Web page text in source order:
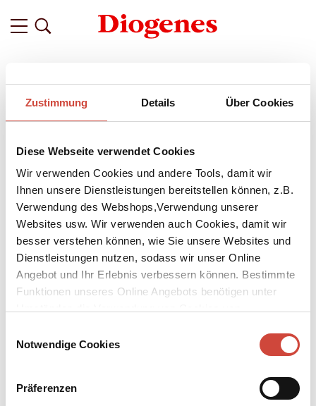
Zustimmung Details Über Cookies
Diese Webseite verwendet Cookies
Wir verwenden Cookies und andere Tools, damit wir
Ihnen unsere Dienstleistungen bereitstellen können, z.B.
Verwendung des Webshops,Verwendung unserer
Websites usw. Wir verwenden auch Cookies, damit wir
besser verstehen können, wie Sie unsere Websites und
Dienstleistungen nutzen, sodass wir unser Online
Angebot und Ihr Erlebnis verbessern können. Bestimmte
Funktionen unseres Online Angebots benötigen unter
Notwendige Cookies
Präferenzen
Related Featured
vor 10 Jahren
Ferienspaß mit dem kleinen Nick
Die letzte Schulstunde ist vielerlorts um, ein endlos langer
Sommer steht vor der Tür, das Schwimmbad lockt: Der große
Spiel- und Bastelspaß kann beginnen! Mit dem kleinen Nick
ist es doppelt lustig, deshalb schnell diese Freizeit- und
Ferienspiele herunterladen und tolle Abenteuer erleben.